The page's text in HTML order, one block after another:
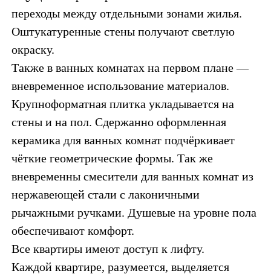
переходы между отдельными зонами жилья.
Оштукатуренные стены получают светлую
окраску.
Также в ванных комнатах на первом плане —
вневременное использование материалов.
Крупноформатная плитка укладывается на
стены и на пол. Сдержанно оформленная
керамика для ванных комнат подчёркивает
чёткие геометрические формы. Так же
вневременны смесители для ванных комнат из
нержавеющей стали с лаконичными
рычажными ручками. Душевые на уровне пола
обеспечивают комфорт.
Все квартиры имеют доступ к лифту.
Каждой квартире, разумеется, выделяется